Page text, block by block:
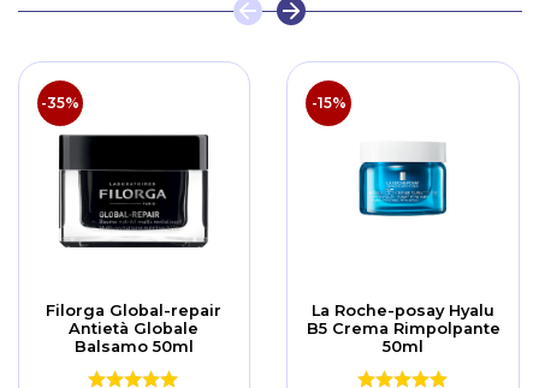
-35%
Filorga Global-repair
Antietà Globale
Balsamo 50ml
-15%
La Roche-posay Hyalu
B5 Crema Rimpolpante
50ml